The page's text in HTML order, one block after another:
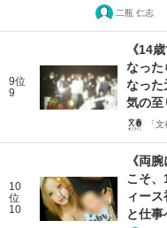
二瓶 仁志
9位
9
《14
なっ
なった
気の至
「
10
位
10
《両
こそ
ィー
と仕